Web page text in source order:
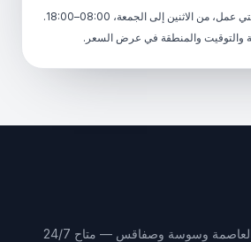
من الاثنين إلى الجمعة، 08:00–18:00.
والتوقيت والمنطقة في عرض السعر.
وسوسة وصفاقس — متاح 24/7